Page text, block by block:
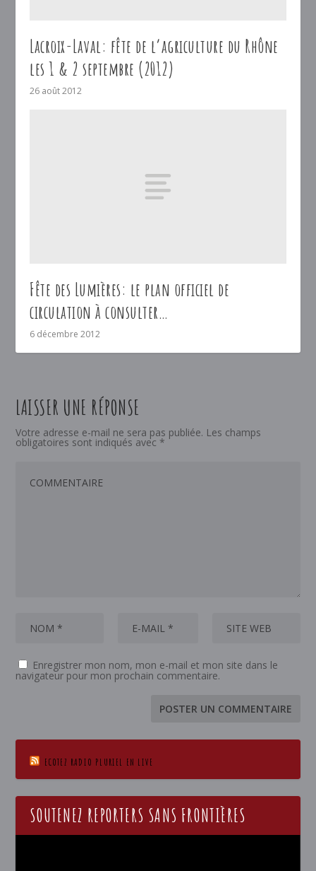
Lacroix-Laval: fête de l’agriculture du Rhône
les 1 & 2 septembre (2012)
26 août 2012
Fête des Lumières: le plan officiel de
circulation à consulter…
6 décembre 2012
LAISSER UNE RÉPONSE
Votre adresse e-mail ne sera pas publiée. Les champs
obligatoires sont indiqués avec *
Enregistrer mon nom, mon e-mail et mon site dans le
navigateur pour mon prochain commentaire.
ECOTEZ RADIO PLURIEL EN LIVE
SOUTENEZ REPORTERS SANS FRONTIÈRES